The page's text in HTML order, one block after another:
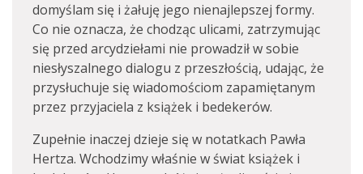
domyślam się i żałuję jego nienajlepszej formy.
Co nie oznacza, że chodząc ulicami, zatrzymując
się przed arcydziełami nie prowadził w sobie
niesłyszalnego dialogu z przeszłością, udając, że
przysłuchuje się wiadomościom zapamiętanym
przez przyjaciela z książek i bedekerów.
Zupełnie inaczej dzieje się w notatkach Pawła
Hertza. Wchodzimy właśnie w świat książek i